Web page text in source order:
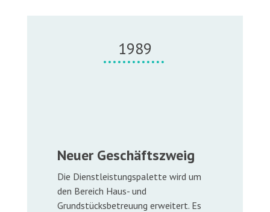
1989
Neuer Geschäftszweig
Die Dienstleistungspalette wird um
den Bereich Haus- und
Grundstücksbetreuung erweitert. Es